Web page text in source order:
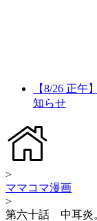
【8/26 正午
知らせ
>
ママコマ漫画
>
第六十話 中耳炎